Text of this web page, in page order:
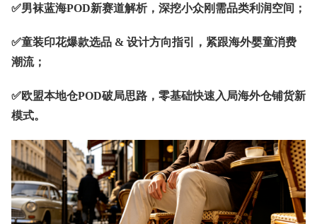
✅男袜蓝海POD新赛道解析，深挖小众刚需品类利润空间；
✅童装印花爆款选品 & 设计方向指引，紧跟海外婴童消费
潮流；
✅欧盟本地仓POD破局思路，零基础快速入局海外仓铺货新
模式。